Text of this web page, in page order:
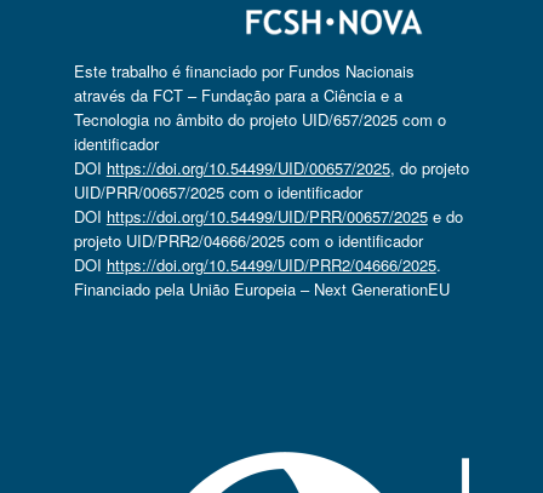
Este trabalho é financiado por Fundos Nacionais
através da FCT – Fundação para a Ciência e a
Tecnologia no âmbito do projeto UID/657/2025 com o
identificador
DOI https://doi.org/10.54499/UID/00657/2025, do projeto
UID/PRR/00657/2025 com o identificador
DOI https://doi.org/10.54499/UID/PRR/00657/2025e do
projeto UID/PRR2/04666/2025 com o identificador
DOI https://doi.org/10.54499/UID/PRR2/04666/2025.
Financiado pela União Europeia – Next GenerationEU